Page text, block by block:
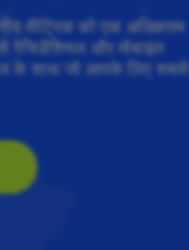
मीट्रिक को एक अधिकतम
रेजिडेंशियल और मोबाइल
के साथ जो आपके लिए सबसे